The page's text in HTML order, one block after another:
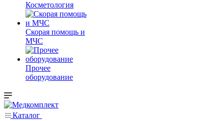
Косметология
Скорая помощь и
МЧС
Прочее
оборудование
Каталог